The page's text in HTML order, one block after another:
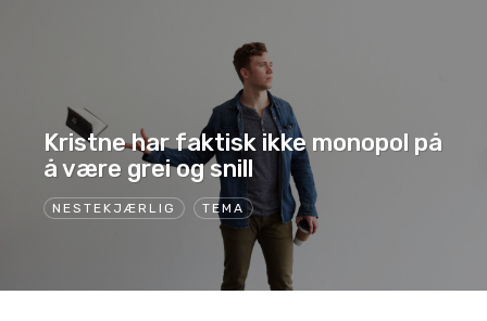
NESTEKJÆRLIG TEMA
Kristne har faktisk ikke monopol på
å være grei og snill